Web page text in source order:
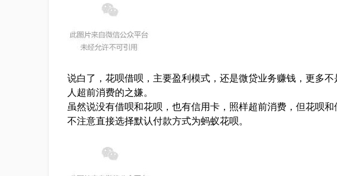
说白了，花呗借呗，主要盈利模式，还是微贷业务赚钱，更多
人超前消费的之嫌。
虽然说没有借呗和花呗，也有信用卡，照样超前消费，但花呗
不注意直接选择默认付款方式为蚂蚁花呗。